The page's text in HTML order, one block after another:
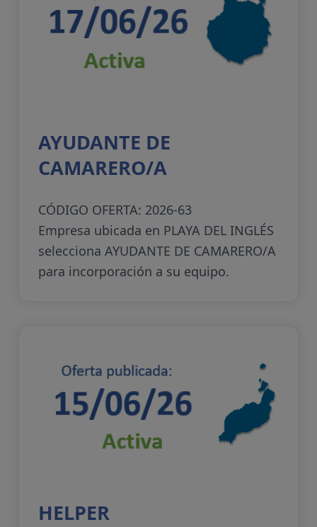
AYUDANTE DE
CAMARERO/A
CÓDIGO OFERTA: 2026-63
Empresa ubicada en PLAYA DEL INGLÉS
selecciona AYUDANTE DE CAMARERO/A
para incorporación a su equipo.
HELPER